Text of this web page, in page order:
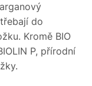
do
Kromě BIO
P, přírodní